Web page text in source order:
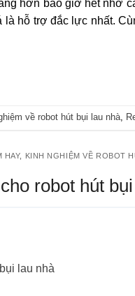
hơn bao giờ hết nhờ
hỗ trợ đắc lực nhất.
về robot hút bụi lau nhà
HAY, KINH NGHIỆM VỀ ROBOT
robot hút